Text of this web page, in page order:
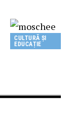
CULTURĂ ȘI
EDUCAȚIE